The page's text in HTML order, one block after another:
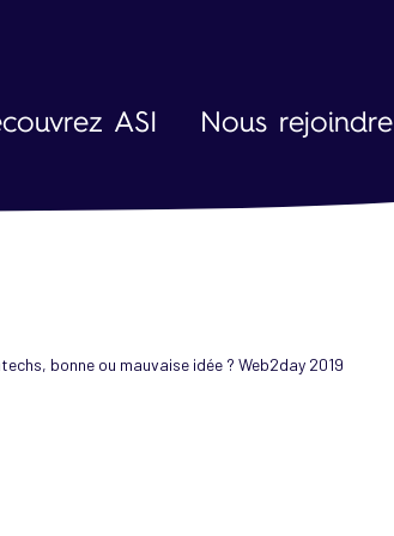
ASI Nous rejoindre
bonne ou mauvaise idée ? Web2day 2019